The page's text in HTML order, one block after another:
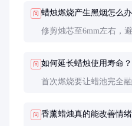
问 蜡烛燃烧产生黑烟怎么办
修剪烛芯至6mm左右，
问 如何延长蜡烛使用寿命？
首次燃烧要让蜡池完全
问 香薰蜡烛真的能改善情